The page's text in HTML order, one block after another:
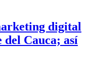
digital
del Cauca; así